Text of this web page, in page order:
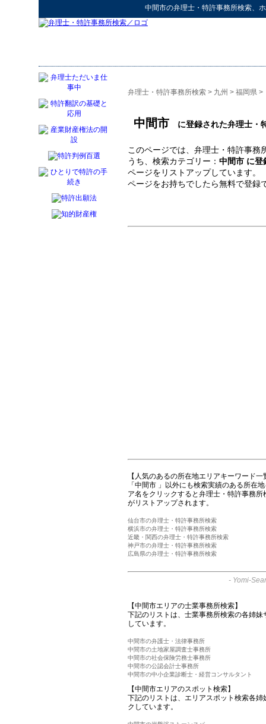
中間市の弁理士・特許事務所検索、
弁理士・特許事務所検索 > 九州 > 福岡県 >
中間市 に登録された弁理士・
このページでは、弁理士・特許事務
うち、検索カテゴリー： 中間市 に登
ページをリストアップしています
ページをお持ちでしたら無料で登録
【人気のあるの所在地エリアキーワード一
「中間市 」以外にも検索実績のある所在
ア名をクリックすると弁理士・特許事務
がリストアップされます。
仙台市の弁理士・特許事務所検索
横浜市の弁理士・特許事務所検索
近畿・関西の弁理士・特許事務所検索
神戸市の弁理士・特許事務所検索
広島県の弁理士・特許事務所検索
- Yomi-
【中間市エリアの士業事務所検索】
下記のリストは、士業事務所検索の各姉
しています。
中間市の弁護士・法律事務所
中間市の土地家屋調査士事務所
中間市の社会保険労務士事務所
中間市の公認会計士事務所
中間市の中小企業診断士・経営コンサルタント
【中間市エリアのスポット検索】
下記のリストは、エリアスポット検索各
クしています。